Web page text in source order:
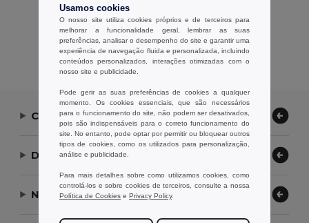
Sem resultados.
Sem resultados.
Exibindo Todos Os Produtos.
Contate-nos
Deixe-nos ajudar
Nossa Empresa
Usamos cookies
O nosso site utiliza cookies próprios e de terceiros para
melhorar a funcionalidade geral, lembrar as suas
preferências, analisar o desempenho do site e garantir uma
experiência de navegação fluida e personalizada, incluindo
conteúdos personalizados, interações otimizadas com o
nosso site e publicidade.
Pode gerir as suas preferências de cookies a qualquer
momento. Os cookies essenciais, que são necessários
para o funcionamento do site, não podem ser desativados,
pois são indispensáveis para o correto funcionamento do
site. No entanto, pode optar por permitir ou bloquear outros
tipos de cookies, como os utilizados para personalização,
análise e publicidade.
Para mais detalhes sobre como utilizamos cookies, como
controlá-los e sobre cookies de terceiros, consulte a nossa
Política de Cookies e Privacy Policy.